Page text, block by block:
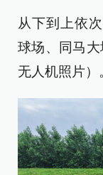
从下到上依
球场、同马大
无人机照片